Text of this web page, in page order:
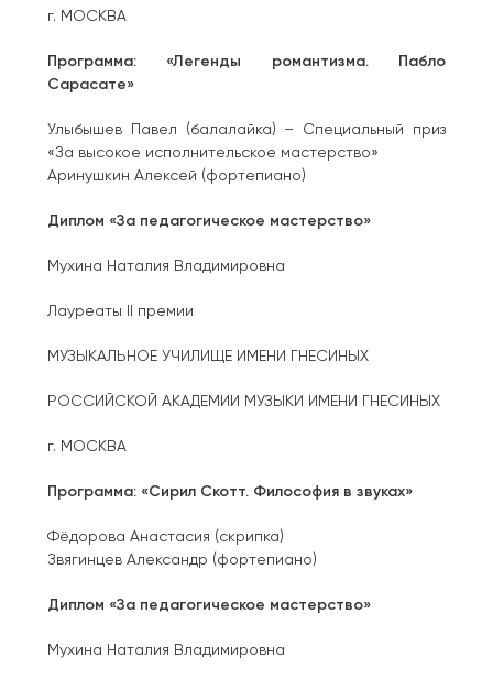
г. МОСКВА
Программа: «Легенды романтизма. Пабло
Сарасате»
Улыбышев Павел (балалайка) – Специальный приз
«За высокое исполнительское мастерство»
Аринушкин Алексей (фортепиано)
Диплом «За педагогическое мастерство»
Мухина Наталия Владимировна
Лауреаты II премии
МУЗЫКАЛЬНОЕ УЧИЛИЩЕ ИМЕНИ ГНЕСИНЫХ
РОССИЙСКОЙ АКАДЕМИИ МУЗЫКИ ИМЕНИ ГНЕСИНЫХ
г. МОСКВА
Программа: «Сирил Скотт. Философия в звуках»
Фёдорова Анастасия (скрипка)
Звягинцев Александр (фортепиано)
Диплом «За педагогическое мастерство»
Мухина Наталия Владимировна